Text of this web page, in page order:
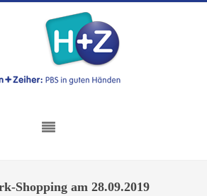
Shopping am 28.09.2019